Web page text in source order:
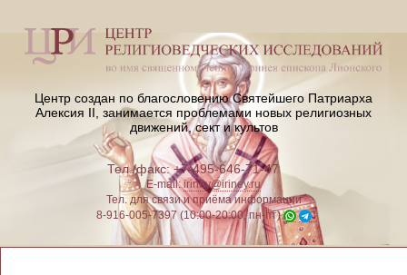
Центр создан по благословению Святейшего Патриарха
Алексия II, занимается проблемами новых религиозных
движений, сект и культов
Тел./факс: +7-495-646-71-47
E-mail:iriney@iriney.ru
Тел. для связи и приёма информации
8-916-005-7397 (10:00-20:00, пн-пт)